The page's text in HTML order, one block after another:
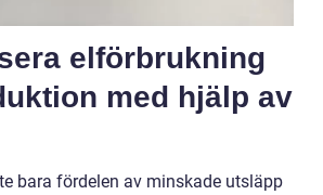
elförbrukning
med hjälp av
bara fördelen av minskade utsläpp